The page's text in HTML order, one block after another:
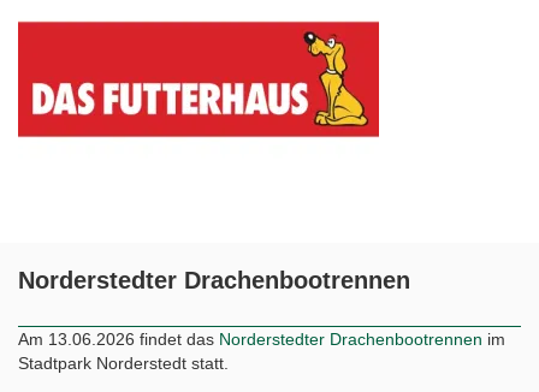
Norderstedter Drachenbootrennen
Am 13.06.2026 findet das Norderstedter Drachenbootrennen im
Stadtpark Norderstedt statt.